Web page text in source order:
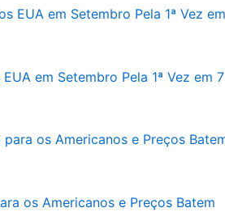
em Setembro Pela 1ª Vez em 7
os Americanos e Preços Batem